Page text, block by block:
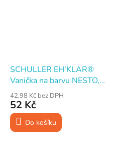
SCHULLER EH'KLAR®
Vanička na barvu NESTO,
plastová, 32×33 cm
42,98 Kč bez DPH
52 Kč
Do košíku